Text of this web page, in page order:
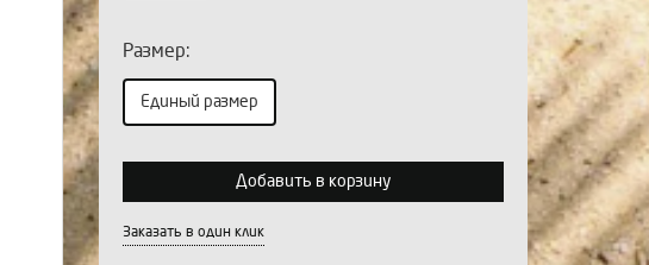
Размер:
Единый размерВыберите количество:
Продолжить Отмена
Добавить в корзину
Заказать в один клик